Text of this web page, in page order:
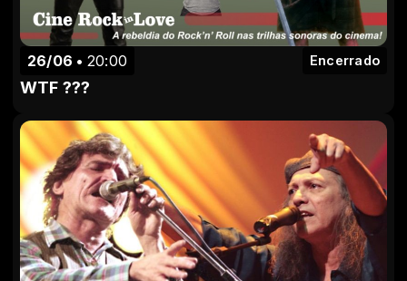
26/06 20:00 Encerrado
WTF ???